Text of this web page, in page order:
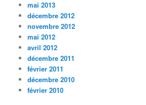
mai 2013
décembre 2012
novembre 2012
mai 2012
avril 2012
décembre 2011
février 2011
décembre 2010
février 2010